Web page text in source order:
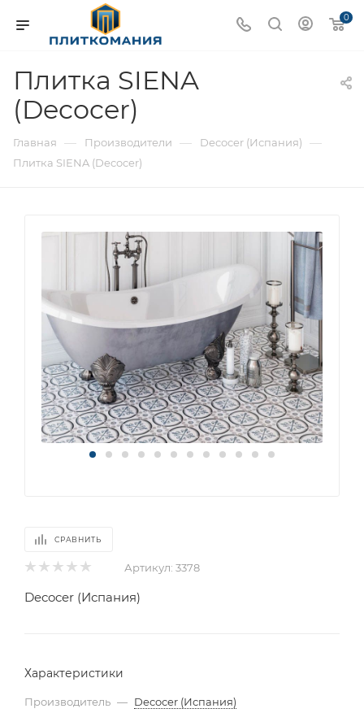
0
Плитка SIENA
(Decocer)
Главная — Производители — Decocer (Испания) —
Плитка SIENA (Decocer)
СРАВНИТЬ
Артикул: 3378
Decocer (Испания)
Характеристики
Производитель — Decocer (Испания)